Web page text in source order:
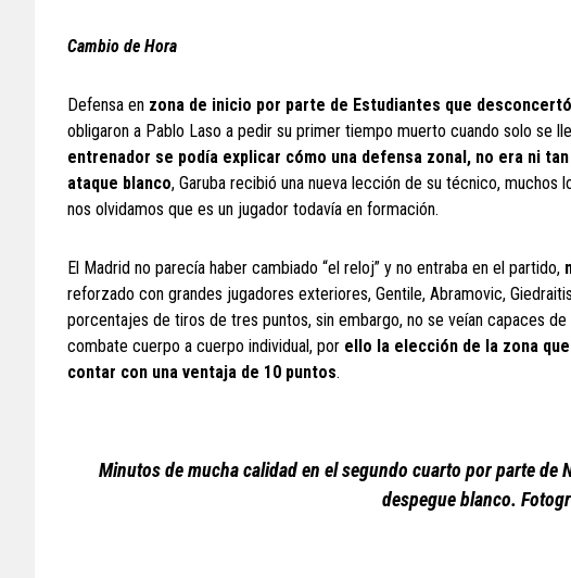
Cambio de Hora
Defensa en zona de inicio por parte de Estudiantes que
obligaron a Pablo Laso a pedir su primer tiempo muerto cuando solo se
entrenador se podía explicar cómo una defensa zonal, no era ni
ataque blanco, Garuba recibió una nueva lección de su técnico,
nos olvidamos que es un jugador todavía en formación.
El Madrid no parecía haber cambiado “el reloj” y no entraba en el partido,
reforzado con grandes jugadores exteriores, Gentile, Abramovic,
porcentajes de tiros de tres puntos, sin embargo, no se veían capaces
combate cuerpo a cuerpo individual, por ello la elección de la zona
contar con una ventaja de 10 puntos.
Minutos de mucha calidad en el segundo cuarto por parte
despegue blanco.